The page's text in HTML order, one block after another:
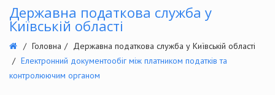
Державна податкова служба у
Київській області
Головна
Державна податкова служба у Київській області
Електронний документообіг між платником податків та
контролюючим органом